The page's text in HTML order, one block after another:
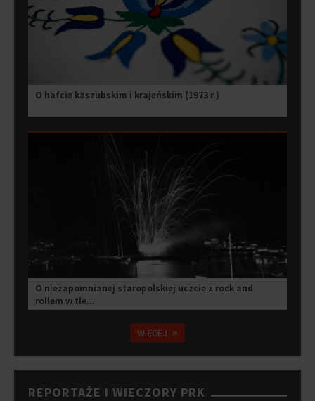
O hafcie kaszubskim i krajeńskim (1973 r.)
O niezapomnianej staropolskiej uczcie z rock and
rollem w tle...
WIĘCEJ »
REPORTAŻE I WIECZORY PRK